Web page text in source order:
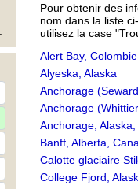
Pour obtenir des
nom dans la liste
utilisez la case
Alert Bay,
Alyeska, Alaska
Anchorage
Anchorage
Anchorage,
Banff, Alberta,
Calotte glaciaire
College Fjord,